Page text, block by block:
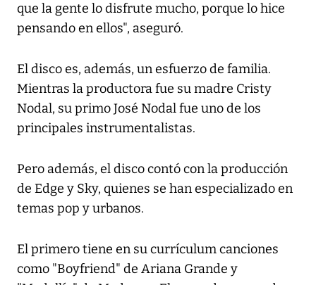
que la gente lo disfrute mucho, porque lo hice
pensando en ellos", aseguró.
El disco es, además, un esfuerzo de familia.
Mientras la productora fue su madre Cristy
Nodal, su primo José Nodal fue uno de los
principales instrumentalistas.
Pero además, el disco contó con la producción
de Edge y Sky, quienes se han especializado en
temas pop y urbanos.
El primero tiene en su currículum canciones
como "Boyfriend" de Ariana Grande y